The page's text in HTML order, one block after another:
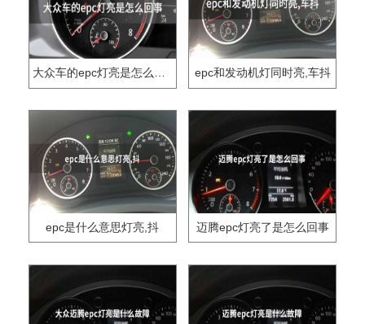
epc和发动机灯同时亮,车抖
epc是什么意思灯亮,抖 迈腾epc灯亮了是怎么回事